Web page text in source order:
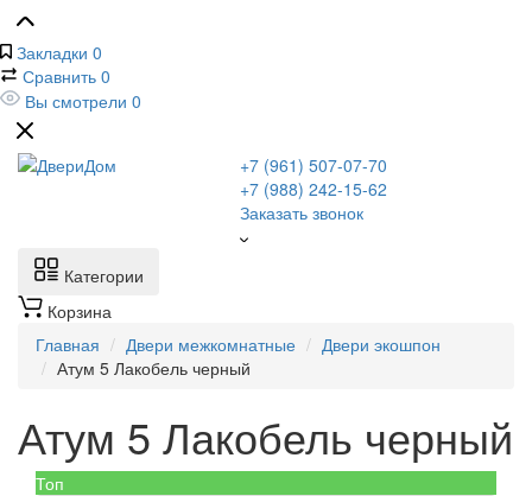
Закладки 0
Сравнить 0
Вы смотрели 0
+7 (961) 507-07-70
+7 (988) 242-15-62
Заказать звонок
Категории
Корзина
Главная
Двери межкомнатные
Двери экошпон
Атум 5 Лакобель черный
Атум 5 Лакобель черный
Топ